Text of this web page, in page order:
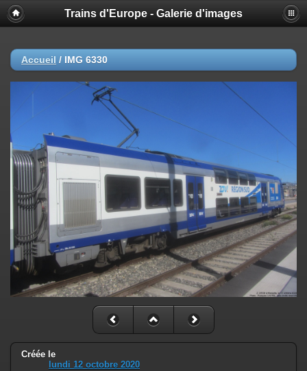
Trains d'Europe - Galerie d'images
Accueil / IMG 6330
Créée le
lundi 12 octobre 2020